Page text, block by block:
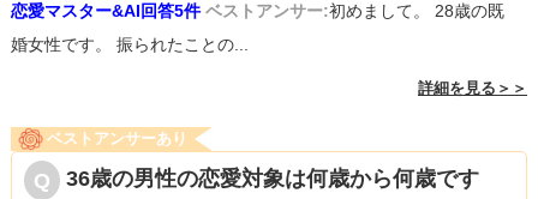
恋愛マスター&AI回答5件 ベストアンサー:初めまして。 28歳の既
婚女性です。 振られたことの...
詳細を見る＞＞
ベストアンサーあり
36歳の男性の恋愛対象は何歳から何歳です